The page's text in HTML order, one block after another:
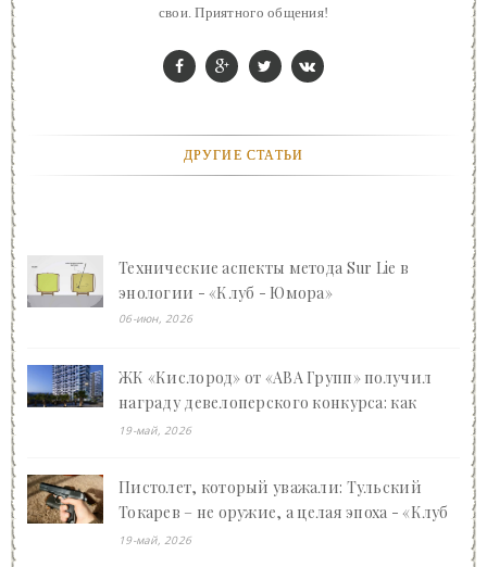
свои. Приятного общения!
ДРУГИЕ СТАТЬИ
Технические аспекты метода Sur Lie в
энологии - «Клуб - Юмора»
06-июн, 2026
ЖК «Кислород» от «АВА Групп» получил
награду девелоперского конкурса: как
Ваган Арсенович Арутюнян преображает
19-май, 2026
Пистолет, который уважали: Тульский
Токарев – не оружие, а целая эпоха - «Клуб
- Юмора»
19-май, 2026